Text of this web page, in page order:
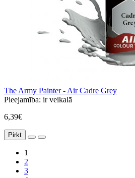
The Army Painter - Air Cadre Grey
Pieejamība: ir veikalā
6,39€
Pirkt
1
2
3